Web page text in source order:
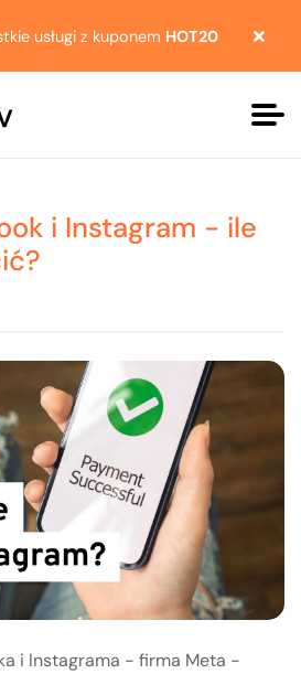
usługi z kuponem HOT20
i Instagram - ile
i Instagrama - firma Meta -